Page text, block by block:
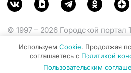
© 1997 – 2026 Городской портал
Министерства цифрового
коммуникаций Российской
Используем Cookie. Продолжая
соглашаетесь с Политикой
Пользовательским